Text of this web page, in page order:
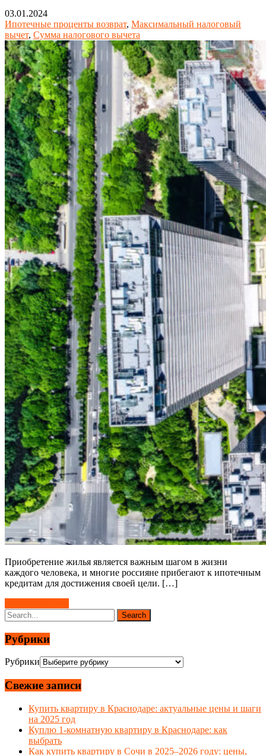
03.01.2024
Ипотечные проценты возврат, Максимальный налоговый
вычет, Сумма налогового вычета
Приобретение жилья является важным шагом в жизни
каждого человека, и многие россияне прибегают к ипотечным
кредитам для достижения своей цели. […]
Рубрики
Рубрики
Свежие записи
Купить квартиру в Краснодаре: актуальные цены и шаги
на 2025 год
Куплю 1-комнатную квартиру в Краснодаре: как
выбрать
Как купить квартиру в Сочи в 2025–2026 году: цены,